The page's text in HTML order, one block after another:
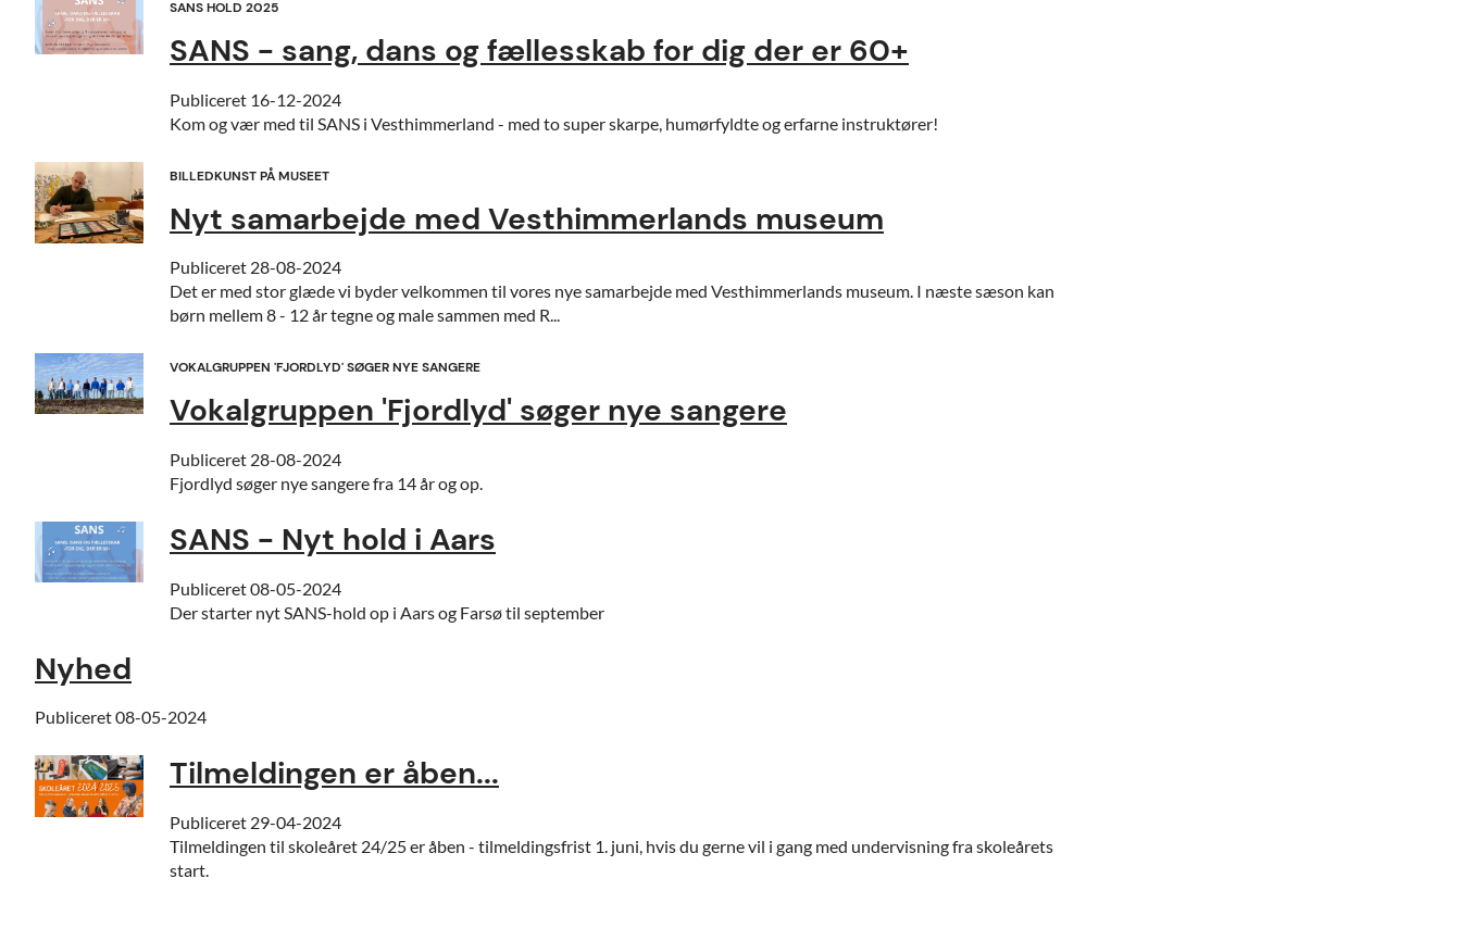
SANS HOLD 2025
SANS - sang, dans og fællesskab for dig der er 60+
Publiceret 16-12-2024
Kom og vær med til SANS i Vesthimmerland - med to super skarpe, humørfyldte og erfarne instruktører!
BILLEDKUNST PÅ MUSEET
Nyt samarbejde med Vesthimmerlands museum
Publiceret 28-08-2024
Det er med stor glæde vi byder velkommen til vores nye samarbejde med Vesthimmerlands museum. I næste sæson kan
børn mellem 8 - 12 år tegne og male sammen med R...
VOKALGRUPPEN 'FJORDLYD' SØGER NYE SANGERE
Vokalgruppen 'Fjordlyd' søger nye sangere
Publiceret 28-08-2024
Fjordlyd søger nye sangere fra 14 år og op.
SANS - Nyt hold i Aars
Publiceret08-05-2024
Der starter nyt SANS-hold op i Aars og Farsø til september
Nyhed
Publiceret08-05-2024
Tilmeldingen er åben...
Publiceret 29-04-2024
Tilmeldingen til skoleåret 24/25 er åben - tilmeldingsfrist 1. juni, hvis du gerne vil i gang med undervisning fra skoleårets
start.